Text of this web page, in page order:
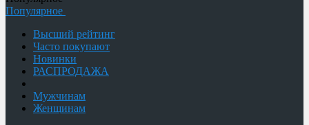
Популярное
Высший рейтинг
Часто покупают
Новинки
РАСПРОДАЖА
Мужчинам
Женщинам